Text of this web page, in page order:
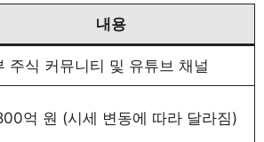
내용
주식 커뮤니티 및 유튜브 채널
억 원 (시세 변동에 따라 달라짐)